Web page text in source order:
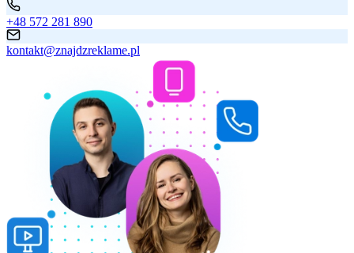
+48 572 281 890
kontakt@znajdzreklame.pl